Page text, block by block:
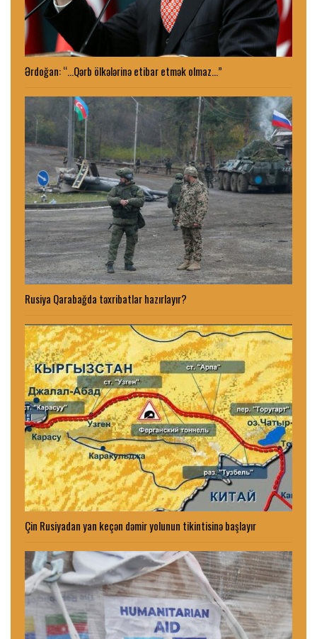
Ərdoğan: “…Qərb ölkələrinə etibar etmək olmaz…”
Rusiya Qarabağda təxribatlar hazırlayır?
Çin Rusiyadan yan keçən dəmir yolunun tikintisinə başlayır